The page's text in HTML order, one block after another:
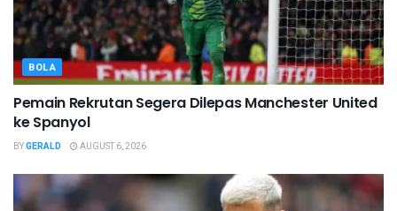
BOLA
Pemain Rekrutan Segera Dilepas Manchester United
ke Spanyol
BYGERALD AUGUST 6, 2026